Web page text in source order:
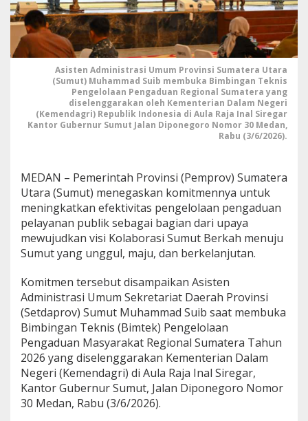
S
i
s
t
e
m
P
e
n
g
e
a
a
n
e
n
g
d
a
n
M
a
s
y
a
r
a
Asisten Administrasi Umum Provinsi Sumatera Utara
(Sumut) Muhammad Suib membuka Bimbingan Teknis
Pengelolaan Pengaduan Regional Sumatera yang
diselenggarakan oleh Kementerian Dalam Negeri
(Kemendagri) Republik Indonesia di Aula Raja Inal Siregar
Kantor Gubernur Sumut Jalan Diponegoro Nomor 30 Medan,
Rabu (3/6/2026).
MEDAN – Pemerintah Provinsi (Pemprov) Sumatera
Utara (Sumut) menegaskan komitmennya untuk
meningkatkan efektivitas pengelolaan pengaduan
pelayanan publik sebagai bagian dari upaya
mewujudkan visi Kolaborasi Sumut Berkah menuju
Sumut yang unggul, maju, dan berkelanjutan.
Komitmen tersebut disampaikan Asisten
Administrasi Umum Sekretariat Daerah Provinsi
(Setdaprov) Sumut Muhammad Suib saat membuka
Bimbingan Teknis (Bimtek) Pengelolaan
Pengaduan Masyarakat Regional Sumatera Tahun
2026 yang diselenggarakan Kementerian Dalam
Negeri (Kemendagri) di Aula Raja Inal Siregar,
Kantor Gubernur Sumut, Jalan Diponegoro Nomor
30 Medan, Rabu (3/6/2026).